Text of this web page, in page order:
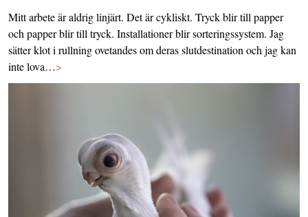
Mitt arbete är aldrig linjärt. Det är cykliskt. Tryck blir till papper
och papper blir till tryck. Installationer blir sorteringssystem. Jag
sätter klot i rullning ovetandes om deras slutdestination och jag kan
inte lova…>